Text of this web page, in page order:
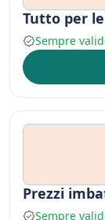
Tutto per
Sempre
Prezzi
Sempre